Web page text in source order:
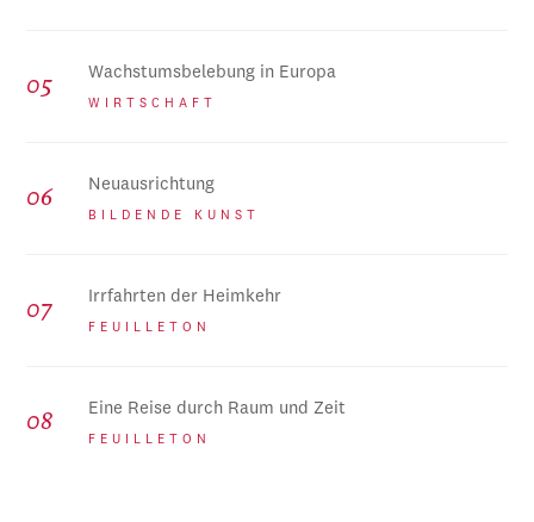
Wachstumsbelebung in Europa
WIRTSCHAFT
Neuausrichtung
BILDENDE KUNST
Irrfahrten der Heimkehr
FEUILLETON
Eine Reise durch Raum und Zeit
FEUILLETON